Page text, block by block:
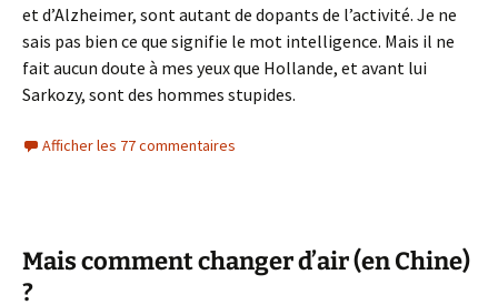
et d’Alzheimer, sont autant de dopants de l’activité. Je ne
sais pas bien ce que signifie le mot intelligence. Mais il ne
fait aucun doute à mes yeux que Hollande, et avant lui
Sarkozy, sont des hommes stupides.
Afficher les 77 commentaires
Mais comment changer d’air (en Chine)
?